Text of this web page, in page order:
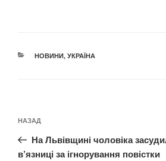
КАТЕГОРІЇ
НОВИНИ, УКРАЇНА
записів
Попередній
запис:
НАЗАД
На Львівщині чоловіка
в’язниці за ігнорування повістки